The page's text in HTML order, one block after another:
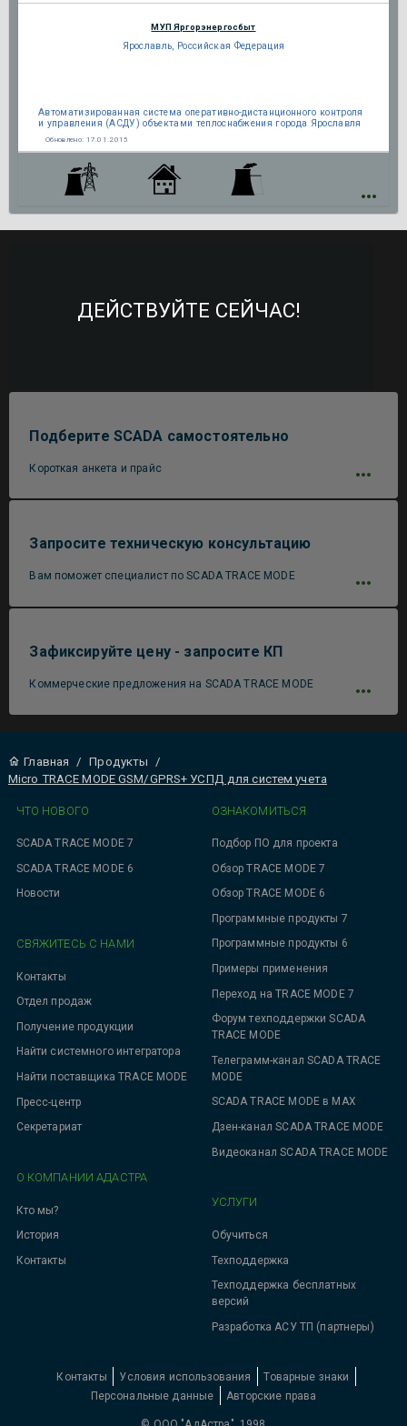
МУП Яргорэнергосбыт
Ярославль, Российская Федерация
Автоматизированная система оперативно-дистанционного контроля
и управления (АСДУ) объектами теплоснабжения города Ярославля
Обновлено: 17.01.2015
ДЕЙСТВУЙТЕ СЕЙЧАС!
Подберите SCADA самостоятельно
Короткая анкета и прайс
Запросите техническую консультацию
Вам поможет специалист по SCADA TRACE MODE
Зафиксируйте цену - запросите КП
Коммерческие предложения на SCADA TRACE MODE
Главная / Продукты
/
Micro TRACE MODE GSM/GPRS+ УСПД для систем учета
ЧТО НОВОГО
SCADA TRACE MODE 7
SCADA TRACE MODE 6
Новости
ОЗНАКОМИТЬСЯ
Подбор ПО для проекта
Обзор TRACE MODE 7
Обзор TRACE MODE 6
Программные продукты 7
Программные продукты 6
Примеры применения
Переход на TRACE MODE 7
Форум техподдержки SCADA
TRACE MODE
Телеграмм-канал SCADA TRACE
MODE
SCADA TRACE MODE в MAX
Дзен-канал SCADA TRACE MODE
Видеоканал SCADA TRACE MODE
УСЛУГИ
Обучиться
Техподдержка
Техподдержка бесплатных
версий
Разработка АСУ ТП (партнеры)
СВЯЖИТЕСЬ С НАМИ
Контакты
Отдел продаж
Получение продукции
Найти системного интегратора
Найти поставщика TRACE MODE
Пресс-центр
Секретариат
О КОМПАНИИ АДАСТРА
Кто мы?
История
Контакты
Контакты Условия использования
Товарные знаки
Персональные данные
Авторские права